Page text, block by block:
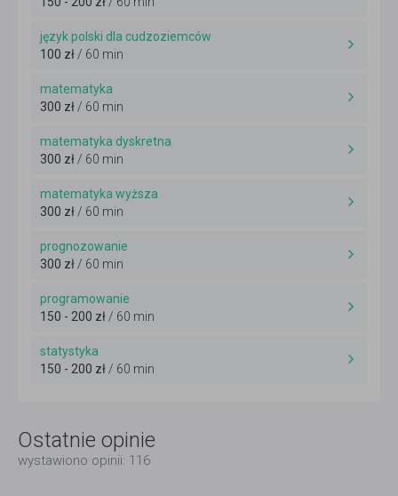
język polski dla cudzoziemców
100 zł/ 60 min
matematyka
300 zł/ 60 min
matematyka dyskretna
300 zł/ 60 min
matematyka wyższa
300 zł/ 60 min
prognozowanie
300 zł/ 60 min
programowanie
150 - 200 zł/ 60 min
statystyka
150 - 200 zł/ 60 min
Ostatnie opinie
wystawiono opinii: 116